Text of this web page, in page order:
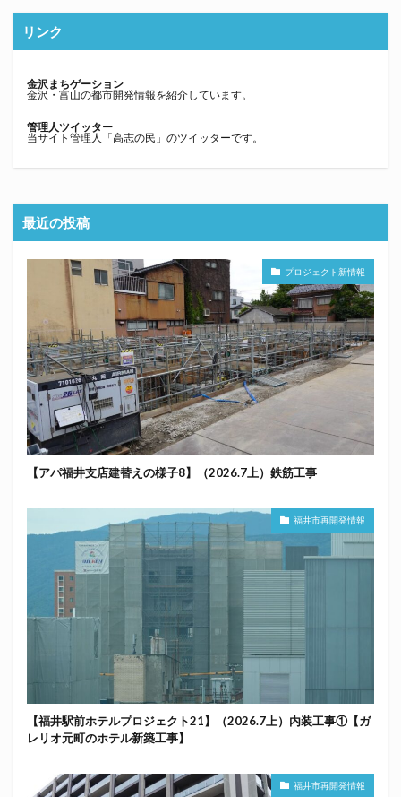
リンク
金沢まちゲーション
金沢・富山の都市開発情報を紹介しています。
管理人ツイッター
当サイト管理人「高志の民」のツイッターです。
最近の投稿
プロジェクト新情報
【アパ福井支店建替えの様子8】（2026.7上）鉄筋工事
福井市再開発情報
【福井駅前ホテルプロジェクト21】（2026.7上）内装工事①【ガ
レリオ元町のホテル新築工事】
福井市再開発情報